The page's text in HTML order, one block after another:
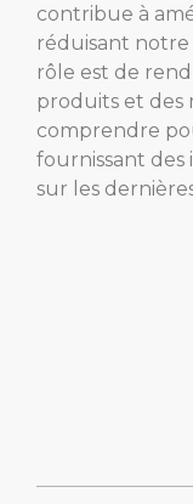
contribue à
réduisant
rôle est de
produits et des
comprendre
fournissant des
sur les